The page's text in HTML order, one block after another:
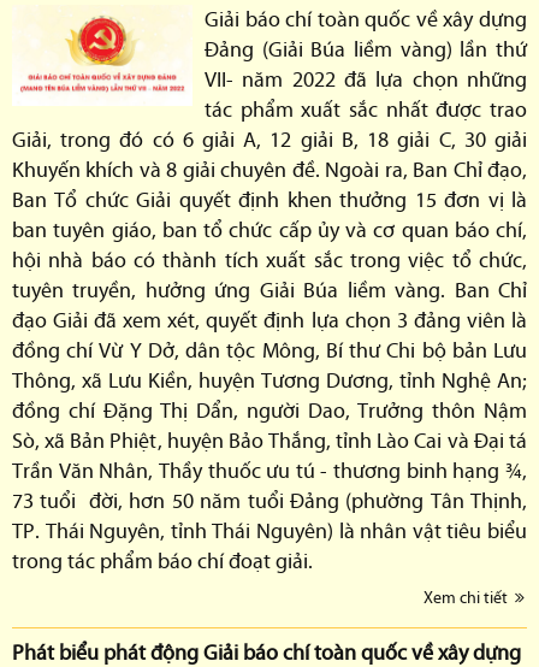
Giải báo chí toàn quốc về xây dựng
Đảng (Giải Búa liềm vàng) lần thứ
VII- năm 2022 đã lựa chọn những
tác phẩm xuất sắc nhất được trao
Giải, trong đó có 6 giải A, 12 giải B, 18 giải C, 30 giải
Khuyến khích và 8 giải chuyên đề. Ngoài ra, Ban Chỉ đạo,
Ban Tổ chức Giải quyết định khen thưởng 15 đơn vị là
ban tuyên giáo, ban tổ chức cấp ủy và cơ quan báo chí,
hội nhà báo có thành tích xuất sắc trong việc tổ chức,
tuyên truyền, hưởng ứng Giải Búa liềm vàng. Ban Chỉ
đạo Giải đã xem xét, quyết định lựa chọn 3 đảng viên là
đồng chí Vừ Y Dở, dân tộc Mông, Bí thư Chi bộ bản Lưu
Thông, xã Lưu Kiền, huyện Tương Dương, tỉnh Nghệ An;
đồng chí Đặng Thị Dẩn, người Dao, Trưởng thôn Nậm
Sò, xã Bản Phiệt, huyện Bảo Thắng, tỉnh Lào Cai và Đại tá
Trần Văn Nhân, Thầy thuốc ưu tú - thương binh hạng ¾,
73 tuổi đời, hơn 50 năm tuổi Đảng (phường Tân Thịnh,
TP. Thái Nguyên, tỉnh Thái Nguyên) là nhân vật tiêu biểu
trong tác phẩm báo chí đoạt giải.
Xem chi tiết
Phát biểu phát động Giải báo chí toàn quốc về xây dựng